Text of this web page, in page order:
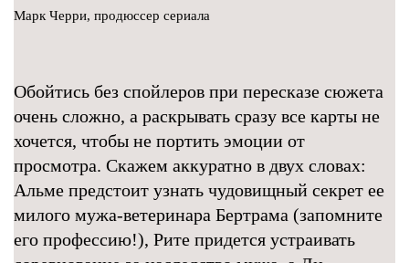
Марк Черри, продюссер сериала
Обойтись без спойлеров при пересказе сюжета
очень сложно, а раскрывать сразу все карты не
хочется, чтобы не портить эмоции от
просмотра. Скажем аккуратно в двух словах:
Альме предстоит узнать чудовищный секрет ее
милого мужа-ветеринара Бертрама (запомните
его профессию!), Рите придется устраивать